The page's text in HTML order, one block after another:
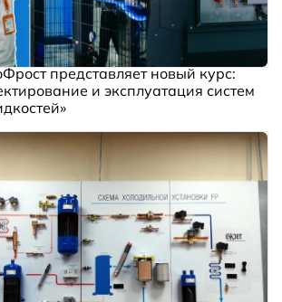
представляет новый курс:
и эксплуатация систем